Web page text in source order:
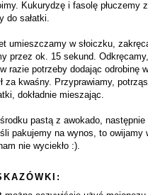
Kukurydzę i fasolę płuczemy
do sałatki.
umieszczamy w słoiczku,
przez ok. 15 sekund.
razie potrzeby dodając odrobinę
za kwaśny. Przyprawiamy,
dokładnie mieszając.
pastą z awokado, następnie
pakujemy na wynos, to owijamy
nie wyciekło :).